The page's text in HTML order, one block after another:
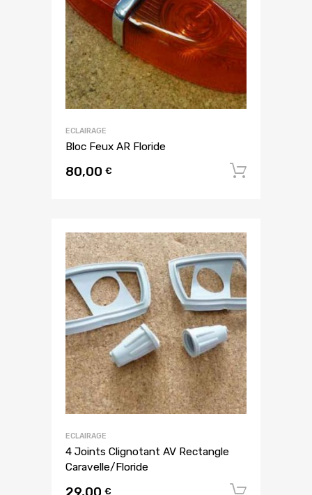
ECLAIRAGE
Bloc Feux AR Floride
80,00 €
ECLAIRAGE
4 Joints Clignotant AV Rectangle
Caravelle/Floride
€